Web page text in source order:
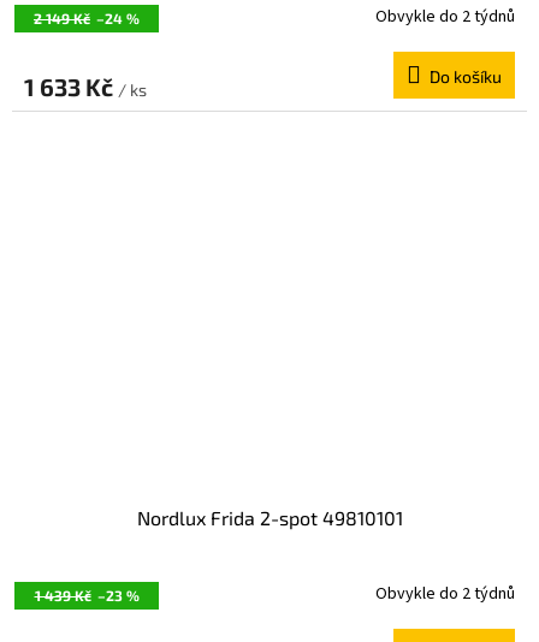
2 149 Kč –24 % Obvykle do 2 týdnů
1 633 Kč / ks
Do košíku
1 439 Kč –23 %
Nordlux Frida 2-spot 49810101
Obvykle do 2 týdnů